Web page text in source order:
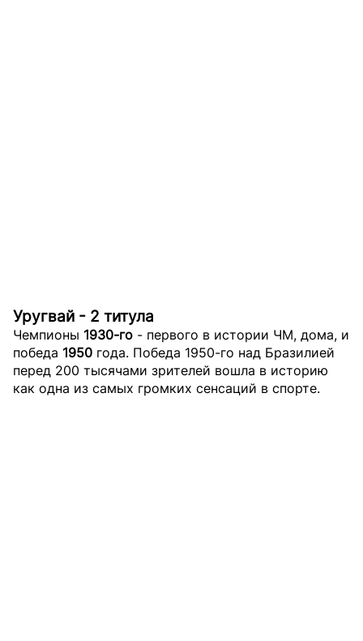
Уругвай - 2 титула
Чемпионы 1930-го - первого в истории ЧМ, дома, и
победа 1950 года. Победа 1950-го над Бразилией
перед 200 тысячами зрителей вошла в историю
как одна из самых громких сенсаций в спорте.